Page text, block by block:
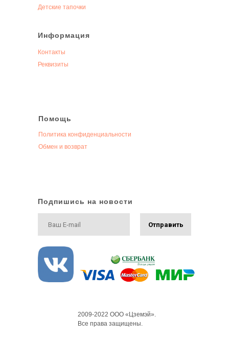
Детские тапочки
Информация
Контакты
Реквизиты
Помощь
Политика конфиденциальности
Обмен и возврат
2009-2022 ООО «Цземэй».
Все права защищены.
Отправить
Подпишись на новости